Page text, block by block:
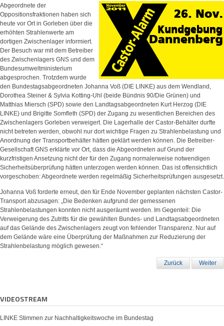
Abgeordnete der
Oppositionsfraktionen haben sich
heute vor Ort in Gorleben über die
erhöhten Strahlenwerte am
dortigen Zwischenlager informiert.
Der Besuch war mit dem Betreiber
des Zwischenlagers GNS und dem
Bundesumweltministerium
abgesprochen. Trotzdem wurde
den Bundestagsabgeordneten Johanna Voß (DIE LINKE) aus dem Wendland,
Dorothea Steiner & Sylvia Kotting-Uhl (beide Bündnis 90/Die Grünen) und
Matthias Miersch (SPD) sowie den Landtagsabgeordneten Kurt Herzog (DIE
LINKE) und Brigitte Somfleth (SPD) der Zugang zu wesentlichen Bereichen des
Zwischenlagers Gorleben verweigert. Die Lagerhalle der Castor-Behälter durfte
nicht betreten werden, obwohl nur dort wichtige Fragen zu Strahlenbelastung und
Anordnung der Transportbehälter hätten geklärt werden können. Die Betreiber-
Gesellschaft GNS erklärte vor Ort, dass die Abgeordneten auf Grund der
kurzfristigen Ansetzung nicht der für den Zugang normalerweise notwendigen
Sicherheitsüberprüfung hätten unterzogen werden können. Das ist offensichtlich
vorgeschoben: Abgeordnete werden regelmäßig Sicherheitsprüfungen ausgesetzt.
Johanna Voß forderte erneut, den für Ende November geplanten nächsten Castor-
Transport abzusagen: „Die Bedenken aufgrund der gemessenen
Strahlenbelastungen konnten nicht ausgeräumt werden. Im Gegenteil: Die
Verweigerung des Zutritts für die gewählten Bundes- und Landtagsabgeordneten
auf das Gelände des Zwischenlagers zeugt von fehlender Transparenz. Nur auf
dem Gelände wäre eine Überprüfung der Maßnahmen zur Reduzierung der
Strahlenbelastung möglich gewesen.“
Zurück Weiter
VIDEOSTREAM
LINKE Stimmen zur Nachhaltigkeitswoche im Bundestag